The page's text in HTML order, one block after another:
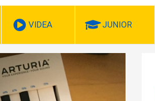
VIDEA JUNIOR